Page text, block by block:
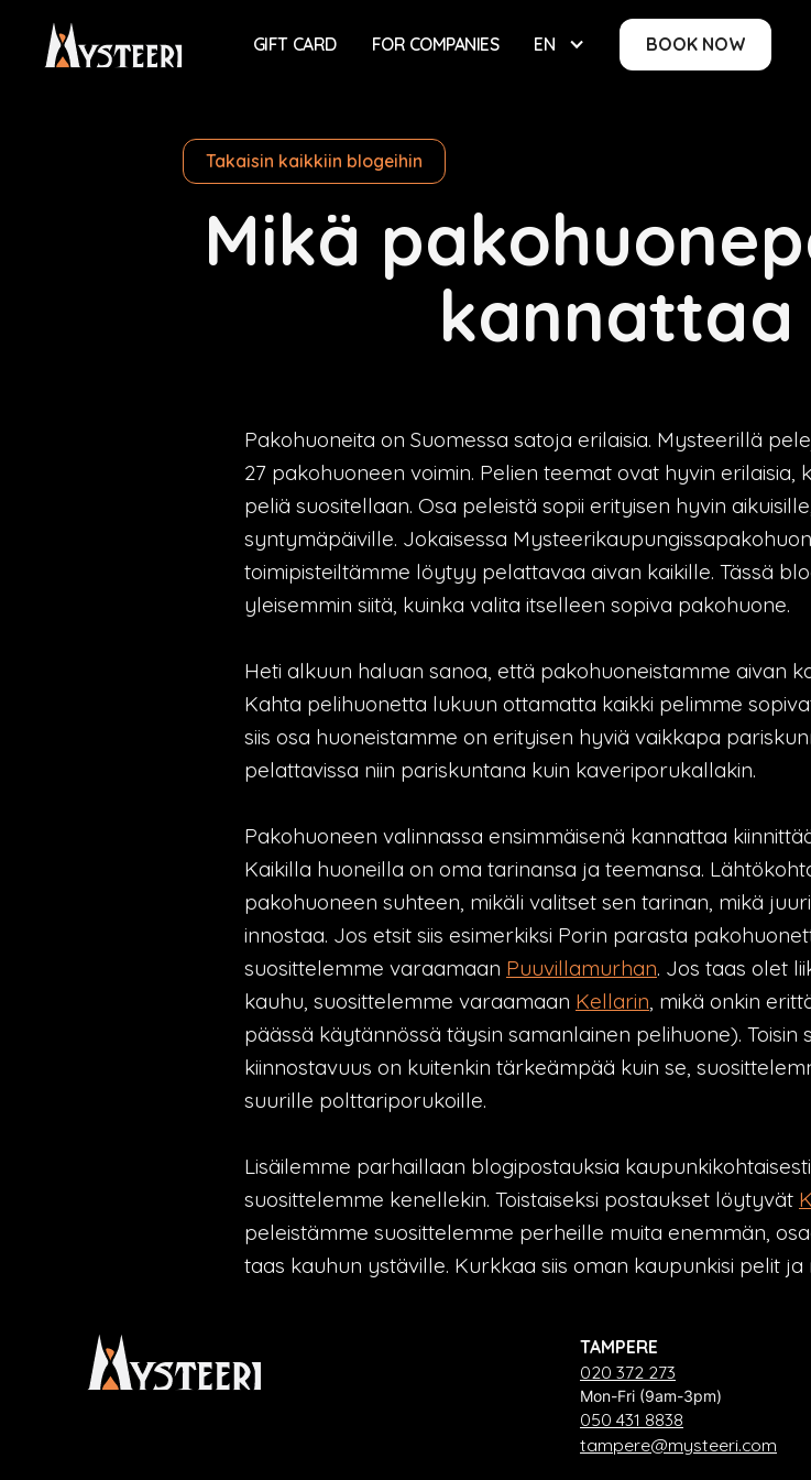
GIFT CARD FOR COMPANIES EN BOOK NOW
Takaisin kaikkiin blogeihin
Mikä
Pakohuoneita on Suomessa satoja erilaisia. Mysteerillä
27 pakohuoneen voimin. Pelien teemat ovat hyvin
peliä suositellaan. Osa peleistä sopii erityisen hyvin
syntymäpäiville. Jokaisessa
toimipisteiltämme löytyy pelattavaa aivan kaikille. Tässä
yleisemmin siitä, kuinka valita itselleen sopiva pakohuone.
Heti alkuun haluan sanoa, että pakohuoneistamme aivan
Kahta pelihuonetta lukuun ottamatta kaikki pelimme
siis osa huoneistamme on erityisen hyviä vaikkapa
pelattavissa niin pariskuntana kuin kaveriporukallakin.
Pakohuoneen valinnassa ensimmäisenä kannattaa
Kaikilla huoneilla on oma tarinansa ja teemansa.
pakohuoneen suhteen, mikäli valitset sen tarinan, mikä
innostaa. Jos etsit siis esimerkiksi Porin parasta
suosittelemme varaamaan Puuvillamurhan. Jos taas olet
kauhu, suosittelemme varaamaan Kellarin, mikä onkin
päässä käytännössä täysin samanlainen pelihuone).
kiinnostavuus on kuitenkin tärkeämpää kuin se,
suurille polttariporukoille.
Lisäilemme parhaillaan blogipostauksia
suosittelemme kenellekin. Toistaiseksi postaukset löytyvät
peleistämme suosittelemme perheille muita enemmän,
taas kauhun ystäville. Kurkkaa siis oman kaupunkisi pelit
TAMPERE
020 372 273
Mon-Fri (9am-3pm)
050 431 8838
tampere@mysteeri.com